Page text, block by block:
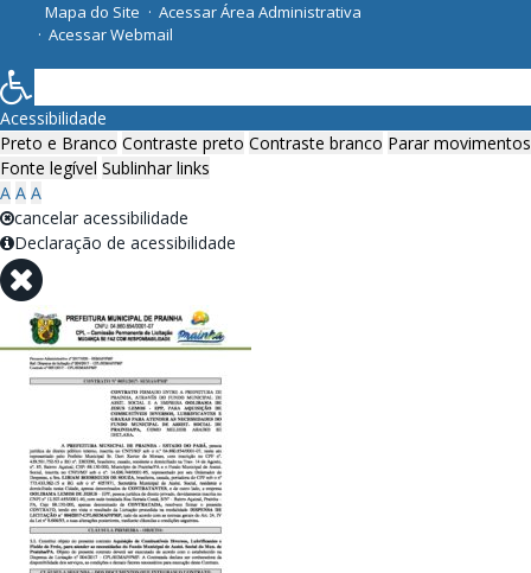
Mapa do Site
Acessar Área Administrativa
Acessar Webmail
Acessibilidade
Preto e Branco Contraste preto Contraste branco Parar movimentos
Fonte legível Sublinhar links
A A A
cancelar acessibilidade
Declaração de acessibilidade